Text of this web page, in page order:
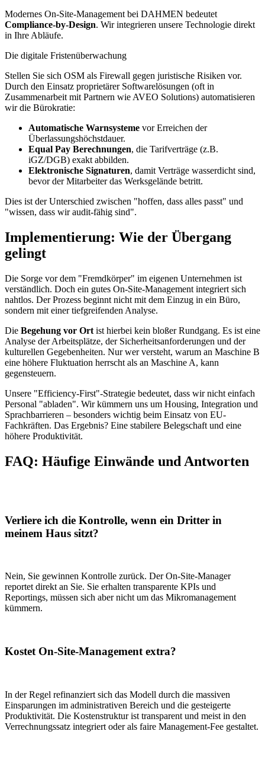
Modernes On-Site-Management bei DAHMEN bedeutet
Compliance-by-Design. Wir integrieren unsere Technologie direkt
in Ihre Abläufe.
Die digitale Fristenüberwachung
Stellen Sie sich OSM als Firewall gegen juristische Risiken vor.
Durch den Einsatz proprietärer Softwarelösungen (oft in
Zusammenarbeit mit Partnern wie AVEO Solutions) automatisieren
wir die Bürokratie:
Automatische Warnsysteme vor Erreichen der
Überlassungshöchstdauer.
Equal Pay Berechnungen, die Tarifverträge (z.B.
iGZ/DGB) exakt abbilden.
Elektronische Signaturen, damit Verträge wasserdicht sind,
bevor der Mitarbeiter das Werksgelände betritt.
Dies ist der Unterschied zwischen "hoffen, dass alles passt" und
"wissen, dass wir audit-fähig sind".
Implementierung: Wie der Übergang
gelingt
Die Sorge vor dem "Fremdkörper" im eigenen Unternehmen ist
verständlich. Doch ein gutes On-Site-Management integriert sich
nahtlos. Der Prozess beginnt nicht mit dem Einzug in ein Büro,
sondern mit einer tiefgreifenden Analyse.
Die Begehung vor Ort ist hierbei kein bloßer Rundgang. Es ist eine
Analyse der Arbeitsplätze, der Sicherheitsanforderungen und der
kulturellen Gegebenheiten. Nur wer versteht, warum an Maschine B
eine höhere Fluktuation herrscht als an Maschine A, kann
gegensteuern.
Unsere "Efficiency-First"-Strategie bedeutet, dass wir nicht einfach
Personal "abladen". Wir kümmern uns um Housing, Integration und
Sprachbarrieren – besonders wichtig beim Einsatz von EU-
Fachkräften. Das Ergebnis? Eine stabilere Belegschaft und eine
höhere Produktivität.
FAQ: Häufige Einwände und Antworten
Verliere ich die Kontrolle, wenn ein Dritter in
meinem Haus sitzt?
Nein, Sie gewinnen Kontrolle zurück. Der On-Site-Manager
reportet direkt an Sie. Sie erhalten transparente KPIs und
Reportings, müssen sich aber nicht um das Mikromanagement
kümmern.
Kostet On-Site-Management extra?
In der Regel refinanziert sich das Modell durch die massiven
Einsparungen im administrativen Bereich und die gesteigerte
Produktivität. Die Kostenstruktur ist transparent und meist in den
Verrechnungssatz integriert oder als faire Management-Fee gestaltet.